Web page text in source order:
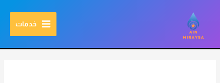
MAIN
MENU
خدمات
مؤسسة عين مريسه للمقاولات العامة بالرياض
اطلب الخدمة الان